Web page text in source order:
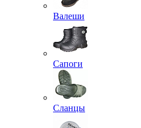
Валеши
Сапоги
Сланцы